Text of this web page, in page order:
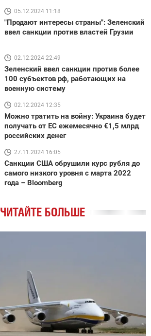
05.12.2024 11:18
"Продают интересы страны": Зеленский
ввел санкции против властей Грузии
02.12.2024 22:49
Зеленский ввел санкции против более
100 субъектов рф, работающих на
военную систему
02.12.2024 12:35
Можно тратить на войну: Украина будет
получать от ЕС ежемесячно €1,5 млрд
российских денег
27.11.2024 16:05
Санкции США обрушили курс рубля до
самого низкого уровня с марта 2022
года – Bloomberg
ЧИТАЙТЕ БОЛЬШЕ